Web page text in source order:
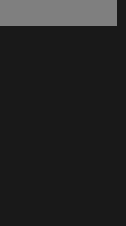
en nueva ventana)
en nueva ventana)